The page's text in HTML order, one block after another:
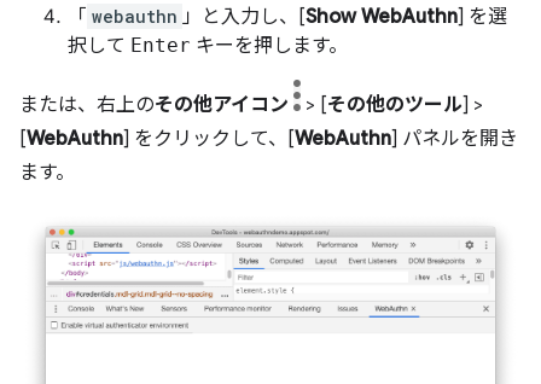
「 webauthn 」と入力し、[Show WebAuthn] を選
択して Enter キーを押します。
または、右上のその他アイコン > [その他のツール] >
[WebAuthn] をクリックして、[WebAuthn] パネルを開き
ます。